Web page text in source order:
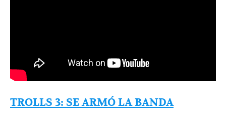
TROLLS 3: SE ARMÓ LA BANDA